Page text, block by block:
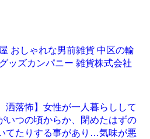
おしゃれな男前雑貨 中区の輸
ッズカンパニー 雑貨株式会社
洒落怖】女性が一人暮らしして
いつの頃からか、閉めたはずの
てたりする事があり…気味が悪